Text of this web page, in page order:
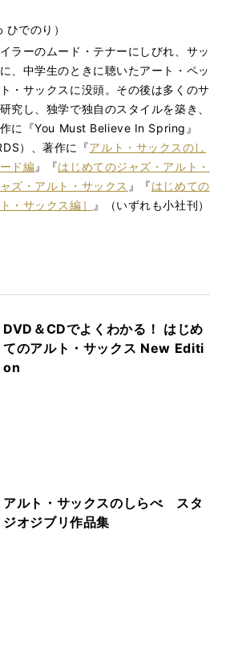
でのり）
ラーのムード・テナーにしびれ、サッ
、中学生のときに聴いたアート・ペッ
・サックスに没頭。その後は多くのサ
究し、独学で独自のスタイルを築き、
に『You Must Believe In Spring』
）、著作に『アルト・サックスのし
ド編』『はじめてのジャズ・アルト・
ズ・アルト・サックス 』『はじめての
・サックス編］
』（いずれも小社刊）
DVD＆CDでよくわかる！ はじめ
てのアルト・サックス New Editi
on
アルト・サックスのしらべ スタ
ジオジブリ作品集